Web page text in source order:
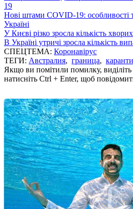
19
Нові штами COVID-19: особливості
Україні
У Києві різко зросла кількість
В Україні утричі зросла кількість
СПЕЦТЕМА: Коронавірус
ТЕГИ: Австралия, граница,
Якщо ви помітили помилку, виділіть
натисніть Ctrl + Enter, щоб